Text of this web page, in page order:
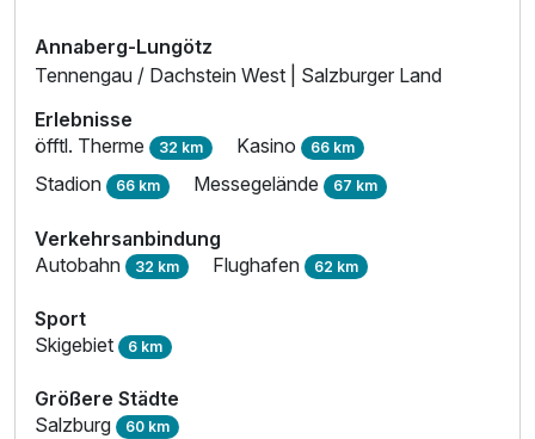
Annaberg-Lungötz
Tennengau / Dachstein West | Salzburger Land
Erlebnisse
öfftl. Therme 32 km Kasino 66 km
Stadion 66 km Messegelände 67 km
Verkehrsanbindung
Autobahn 32 km Flughafen 62 km
Sport
Skigebiet 6 km
Größere Städte
Salzburg 60 km